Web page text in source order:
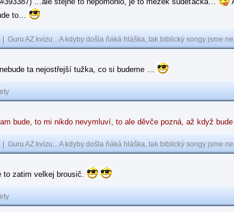
to…
Guru AZ kvízu... A kdyby došla ňáká hláška, tak biblický songy jsme
ta nejostřejší tužka, co si budeme …
bude, to mi nikdo nevymluví, to ale děvče pozná, až když
Guru AZ kvízu... A kdyby došla ňáká hláška, tak biblický songy jsme
to zatim velkej brousič.